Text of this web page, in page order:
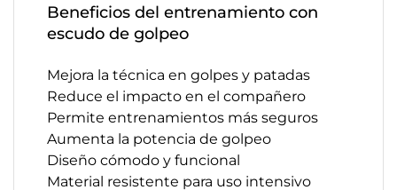
Beneficios del entrenamiento con
escudo de golpeo
Mejora la técnica en golpes y patadas
Reduce el impacto en el compañero
Permite entrenamientos más seguros
Aumenta la potencia de golpeo
Diseño cómodo y funcional
Material resistente para uso intensivo